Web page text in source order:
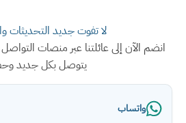
لا تفوت جديد التحديثات
انضم الآن إلى عائلتنا عبر منصات
يتوصل بكل جديد
واتساب